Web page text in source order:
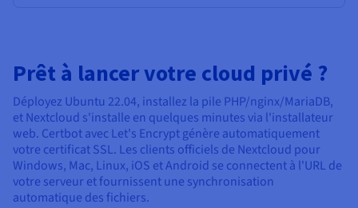
Prêt à lancer votre cloud privé ?
Déployez Ubuntu 22.04, installez la pile PHP/nginx/MariaDB,
et Nextcloud s'installe en quelques minutes via l'installateur
web. Certbot avec Let's Encrypt génère automatiquement
votre certificat SSL. Les clients officiels de Nextcloud pour
Windows, Mac, Linux, iOS et Android se connectent à l'URL de
votre serveur et fournissent une synchronisation
automatique des fichiers.